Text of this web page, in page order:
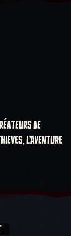
DE
L'AVENTURE